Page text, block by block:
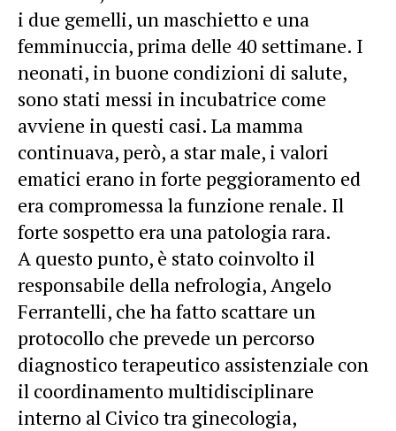
i due gemelli, un maschietto e una
femminuccia, prima delle 40 settimane. I
neonati, in buone condizioni di salute,
sono stati messi in incubatrice come
avviene in questi casi. La mamma
continuava, però, a star male, i valori
ematici erano in forte peggioramento ed
era compromessa la funzione renale. Il
forte sospetto era una patologia rara.
A questo punto, è stato coinvolto il
responsabile della nefrologia, Angelo
Ferrantelli, che ha fatto scattare un
protocollo che prevede un percorso
diagnostico terapeutico assistenziale con
il coordinamento multidisciplinare
interno al Civico tra ginecologia,